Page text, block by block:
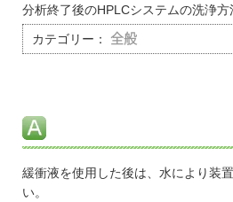
分析終了後のHPLCシステムの洗浄方
カテゴリー： 全般
緩衝液を使用した後は、水により装
い。